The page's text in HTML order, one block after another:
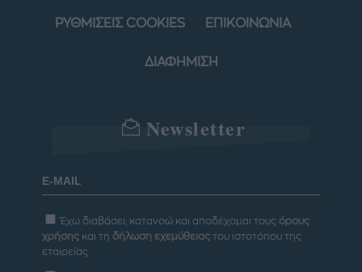
ΡΥΘΜΙΣΕΙΣ COOKIES ΕΠΙΚΟΙΝΩΝΙΑ
ΔΙΑΦΗΜΙΣΗ
Newsletter
Έχω διαβάσει, κατανοώ και αποδέχομαι τους όρους
χρήσης και τη δήλωση εχεμύθειας του ιστοτόπου της
εταιρείας